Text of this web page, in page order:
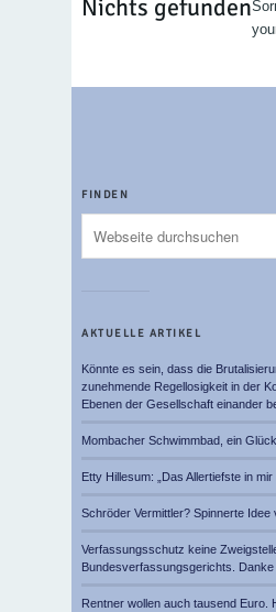
Nichts gefunden
FINDEN
AKTUELLE ARTIKEL
Könnte es sein, dass die
zunehmende Regellosigkeit in der
Ebenen der Gesellschaft einander
Mombacher Schwimmbad, ein
Etty Hillesum: „Das Allertiefste in
Schröder Vermittler? Spinnerte Idee
Verfassungsschutz keine
Bundesverfassungsgerichts. Danke
Rentner wollen auch tausend Euro.